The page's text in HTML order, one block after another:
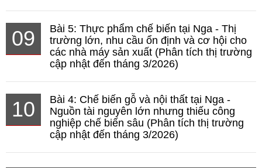
09
Bài 5: Thực phẩm chế biến tại Nga - Thị
trường lớn, nhu cầu ổn định và cơ hội cho
các nhà máy sản xuất (Phân tích thị trường
cập nhật đến tháng 3/2026)
10
Bài 4: Chế biến gỗ và nội thất tại Nga -
Nguồn tài nguyên lớn nhưng thiếu công
nghiệp chế biến sâu (Phân tích thị trường
cập nhật đến tháng 3/2026)